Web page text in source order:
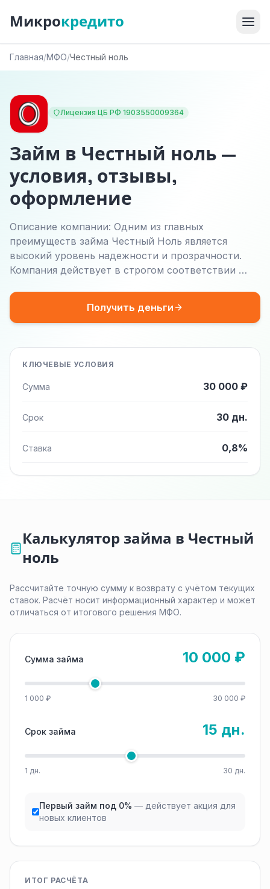
Микрокредито
Главная/МФО/Честный ноль
Лицензия ЦБ РФ 1903550009364
Займ в Честный ноль —
условия, отзывы,
оформление
Описание компании: Одним из главных
преимуществ займа Честный Ноль является
высокий уровень надежности и прозрачности.
Компания действует в строгом соответствии …
Получить деньги
КЛЮЧЕВЫЕ УСЛОВИЯ
Сумма 30 000 ₽
Срок 30 дн.
Ставка 0,8%
Калькулятор займа в Честный
ноль
Рассчитайте точную сумму к возврату с учётом текущих
ставок. Расчёт носит информационный характер и может
отличаться от итогового решения МФО.
Сумма займа 10 000 ₽
1 000 ₽ 30 000 ₽
Срок займа 15 дн.
1 дн. 30 дн.
Первый займ под 0% — действует акция для
новых клиентов
ИТОГ РАСЧЁТА